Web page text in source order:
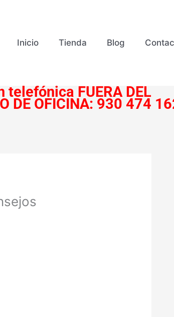
Inicio Tienda Blog
telefónica FUERA DEL
DE OFICINA: 930 474